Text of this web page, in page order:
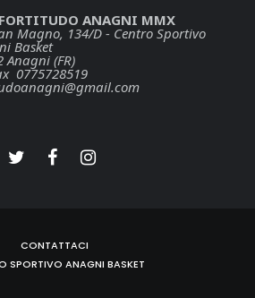
ANAGNI MMX
Magno, 134/D - Centro Sportivo
Basket
Anagni (FR)
0775728519
CONTATTACI
SPORTIVO ANAGNI BASKET